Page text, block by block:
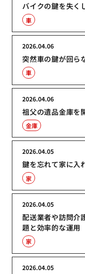
バイクの鍵を失く
車
突然車の鍵が回ら
2026.04.06
車
祖父の遺品金庫を
2026.04.06
金庫
鍵を忘れて家に入
2026.04.05
家
配送業者や訪問介
題と効率的な運用
2026.04.05
家
2026.04.05